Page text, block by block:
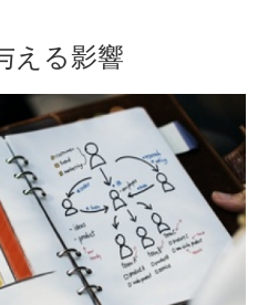
える影響